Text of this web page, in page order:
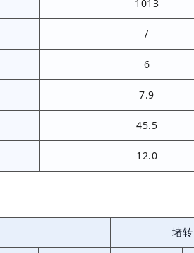
1013
/
6
7.9
45.5
12.0
堵转